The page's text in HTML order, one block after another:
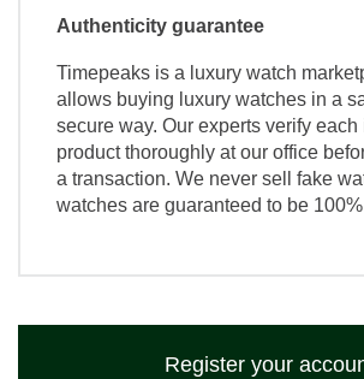
Authenticity guarantee
Timepeaks is a luxury watch
allows buying luxury watches in a
secure way. Our experts verify each
product thoroughly at our office
a transaction. We never sell fake
watches are guaranteed to be
Register your